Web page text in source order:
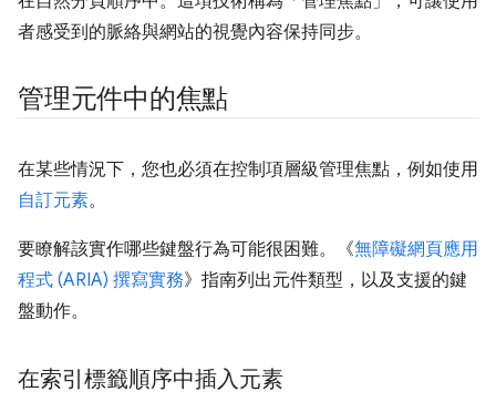
者感受到的脈絡與網站的視覺內容保持同步。
管理元件中的焦點
在某些情況下，您也必須在控制項層級管理焦點，例如使用
自訂元素。
要瞭解該實作哪些鍵盤行為可能很困難。《無障礙網頁應用
程式 (ARIA) 撰寫實務》指南列出元件類型，以及支援的鍵
盤動作。
在索引標籤順序中插入元素